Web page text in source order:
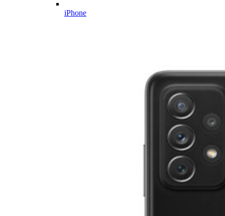
iPhone